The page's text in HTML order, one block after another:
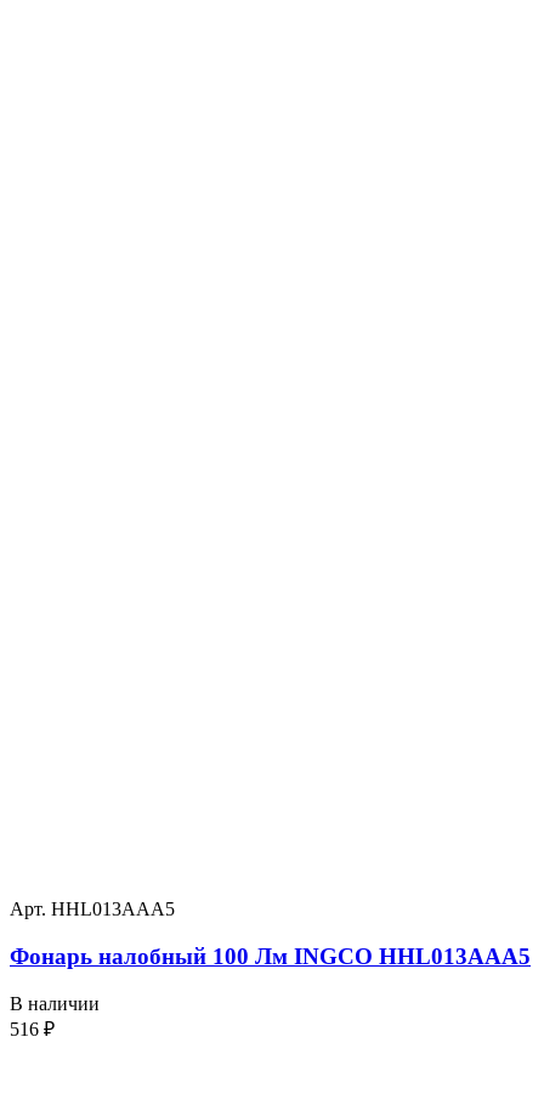
Арт. HHL013AAA5
Фонарь налобный 100 Лм INGCO HHL013AAA5
В наличии
516 ₽